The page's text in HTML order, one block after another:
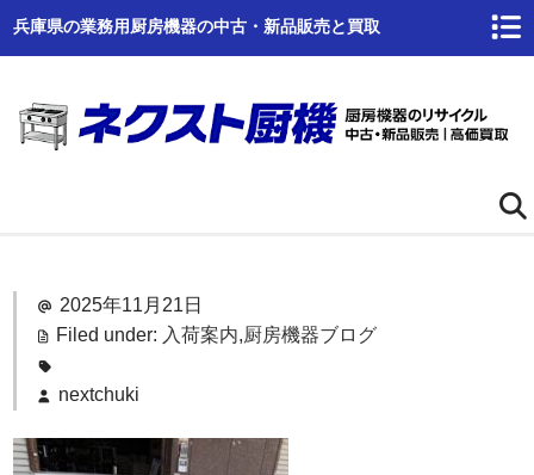
兵庫県の業務用厨房機器の中古・新品販売と買取
ネクスト厨機とは
商品一覧
高価買取
2025年11月21日
Filed under: 入荷案内,厨房機器ブログ
nextchuki